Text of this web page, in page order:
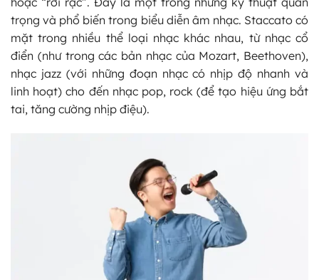
trọng và phổ biến trong biểu diễn âm nhạc. Staccato có
mặt trong nhiều thể loại nhạc khác nhau, từ nhạc cổ
điển (như trong các bản nhạc của Mozart, Beethoven),
nhạc jazz (với những đoạn nhạc có nhịp độ nhanh và
linh hoạt) cho đến nhạc pop, rock (để tạo hiệu ứng bắt
tai, tăng cường nhịp điệu).